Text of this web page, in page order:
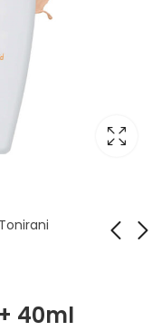
Tonirani
40ml
Sprej 30ml
Palmitatom 50g